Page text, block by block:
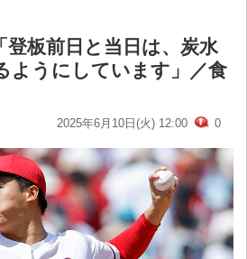
登板前日と当日は、炭水
ようにしています」／食
2025年6月10日(火) 12:00 0